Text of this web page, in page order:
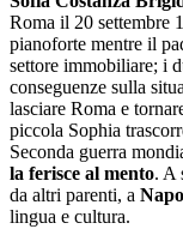
Roma il 20 settembre
pianoforte mentre il
settore immobiliare; i
conseguenze sulla
lasciare Roma e
piccola Sophia
Seconda guerra
la ferisce al mento. A
da altri parenti, a
lingua e cultura.